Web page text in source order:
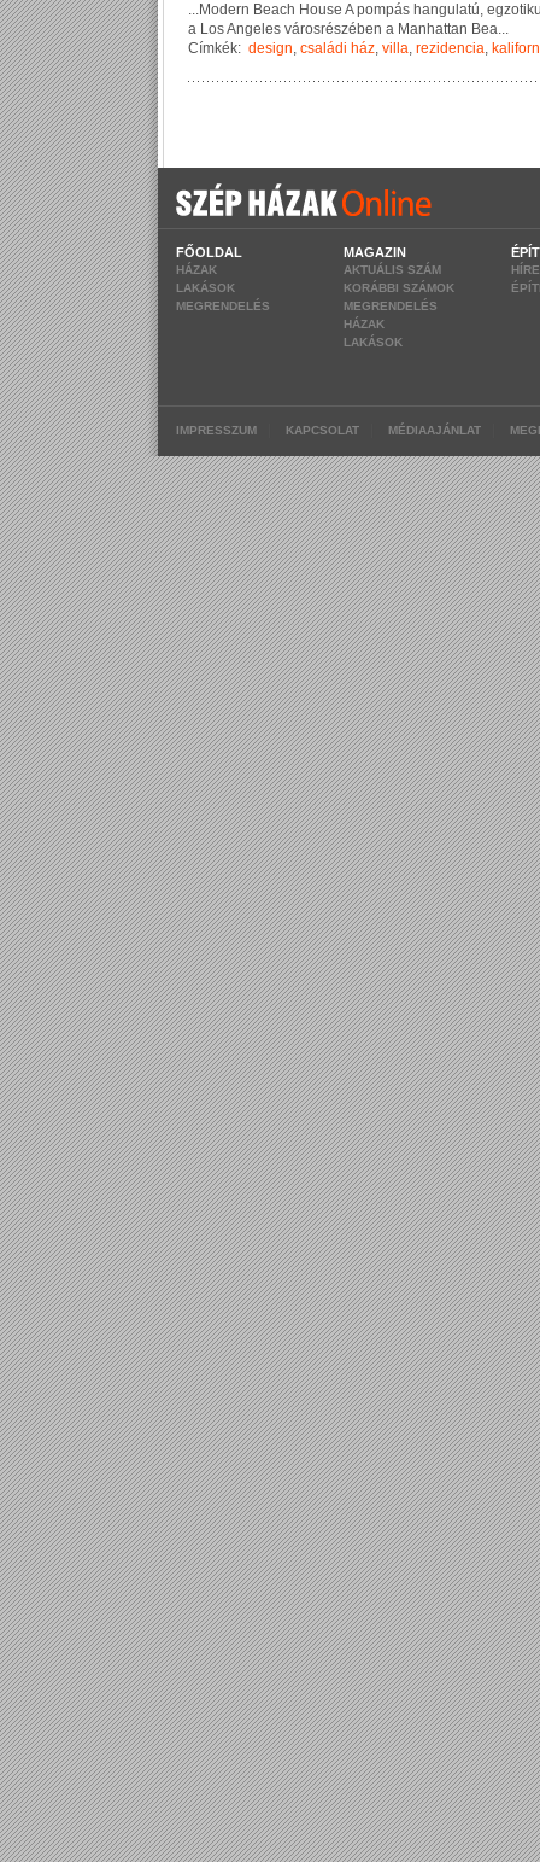
...Modern Beach House A pompás hangu atú, egzoti k
a LosAnge es városrészében a Man hattan Bea...
Címkék: design, családi ház, villa, rezidencia,
FŐOLDAL
HÁZAK
LAKÁSOK
MEGRENDELÉS
MAGAZIN
AKTUÁLIS SZÁM
KORÁBBI SZÁMOK
MEGRENDELÉS
HÁZAK
LAKÁSOK
IMPRESSZUM KAPCSOLAT MÉDIAAJÁNLAT